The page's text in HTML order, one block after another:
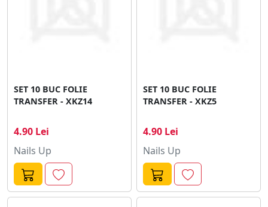
SET 10 BUC FOLIE
TRANSFER - XKZ14
4.90 Lei
Nails Up
SET 10 BUC FOLIE
TRANSFER - XKZ5
4.90 Lei
Nails Up